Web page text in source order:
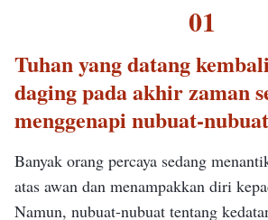
01
Tuhan yang datang
daging pada akhir zaman
menggenapi nubuat-
Banyak orang percaya sedang
atas awan dan menampakkan diri
Namun, nubuat-nubuat tentang